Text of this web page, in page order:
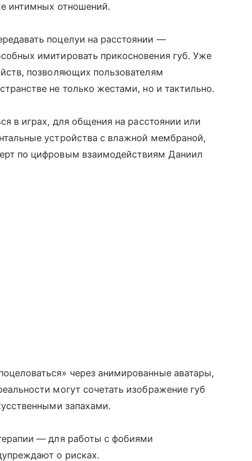
интимных отношений.
поцелуи на расстоянии —
имитировать прикосновения губ. Уже
позволяющих пользователям
не только жестами, но и тактильно.
в играх, для общения на расстоянии или
устройства с влажной мембраной,
по цифровым взаимодействиям Даниил
через анимированные аватары,
могут сочетать изображение губ
запахами.
— для работы с фобиями
о рисках.